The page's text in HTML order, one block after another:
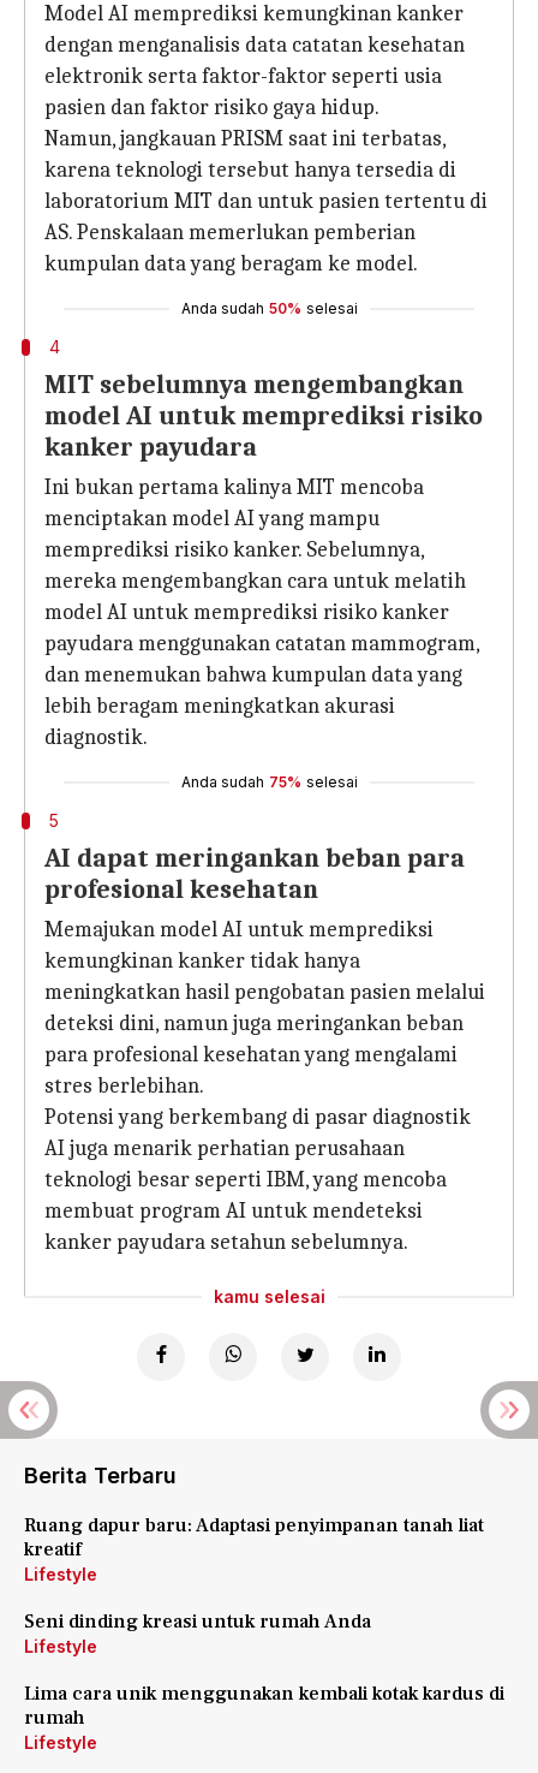
Model AI memprediksi kemungkinan kanker
dengan menganalisis data catatan kesehatan
elektronik serta faktor-faktor seperti usia
pasien dan faktor risiko gaya hidup.
Namun, jangkauan PRISM saat ini terbatas,
karena teknologi tersebut hanya tersedia di
laboratorium MIT dan untuk pasien tertentu di
AS. Penskalaan memerlukan pemberian
kumpulan data yang beragam ke model.
Anda sudah 50% selesai
4
MIT sebelumnya mengembangkan
model AI untuk memprediksi risiko
kanker payudara
Ini bukan pertama kalinya MIT mencoba
menciptakan model AI yang mampu
memprediksi risiko kanker. Sebelumnya,
mereka mengembangkan cara untuk melatih
model AI untuk memprediksi risiko kanker
payudara menggunakan catatan mammogram,
dan menemukan bahwa kumpulan data yang
lebih beragam meningkatkan akurasi
diagnostik.
Anda sudah 75% selesai
5
AI dapat meringankan beban para
profesional kesehatan
Memajukan model AI untuk memprediksi
kemungkinan kanker tidak hanya
meningkatkan hasil pengobatan pasien melalui
deteksi dini, namun juga meringankan beban
para profesional kesehatan yang mengalami
stres berlebihan.
Potensi yang berkembang di pasar diagnostik
AI juga menarik perhatian perusahaan
teknologi besar seperti IBM, yang mencoba
membuat program AI untuk mendeteksi
kanker payudara setahun sebelumnya.
kamu selesai
Berita Terbaru
Ruang dapur baru: Adaptasi penyimpanan tanah liat
kreatif
Lifestyle
Seni dinding kreasi untuk rumah Anda
Lifestyle
Lima cara unik menggunakan kembali kotak kardus di
rumah
Lifestyle